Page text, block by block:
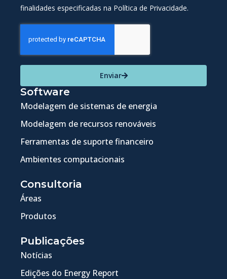
finalidades especificadas na Política de Privacidade.
Enviar
Software
Modelagem de sistemas de energia
Modelagem de recursos renováveis
Ferramentas de suporte financeiro
Ambientes computacionais
Consultoria
Áreas
Produtos
Publicações
Notícias
Edições do Energy Report